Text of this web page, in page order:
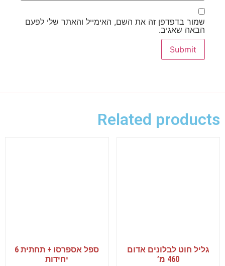
שמור בדפדפן זה את השם, האימייל והאתר שלי לפעם
הבאה שאגיב.
Related products
גליל חוט לבלונים אדום
460 מ’
ספל אספרסו + תחתית 6
יחידות